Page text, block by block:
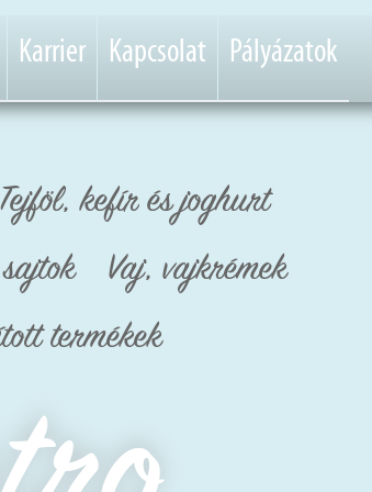
Karrier Kapcsolat Pályázatok
Tejföl, kefír és joghurt
Vaj, vajkrémek
termékek